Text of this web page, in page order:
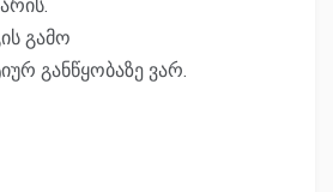
გამო
განწყობაზე ვარ.